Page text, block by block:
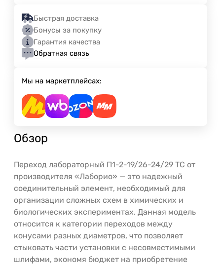
Быстрая доставка
Бонусы за покупку
Гарантия качества
Обратная связь
Мы на маркетплейсах:
Обзор
Переход лабораторный П1-2-19/26-24/29 ТС от
производителя «Лаборио» — это надежный
соединительный элемент, необходимый для
организации сложных схем в химических и
биологических экспериментах. Данная модель
относится к категории переходов между
конусами разных диаметров, что позволяет
стыковать части установки с несовместимыми
шлифами, экономя бюджет на приобретение